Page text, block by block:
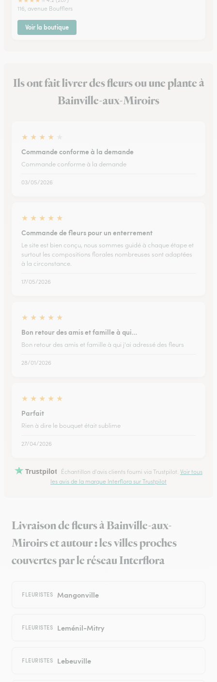
116, avenue Boufflers
Voir la boutique
Ils ont fait livrer des fleurs ou une plante à
Bainville-aux-Miroirs
★ ★ ★ ★
Commande conforme à la demande
Commande conforme à la demande
03/05/2026
★ ★ ★ ★ ★
Commande de fleurs pour un enterrement
Le site est bien conçu, nous sommes guidé à chaque étape et
surtout les compositions florales nombreuses sont adaptées
à la circonstance.
17/05/2026
★ ★ ★ ★ ★
Bon retour des amis et famille à qui…
Bon retour des amis et famille à qui j'ai adressé des fleurs
28/01/2026
★ ★ ★ ★ ★
Parfait
Rien à dire le bouquet était sublime
27/04/2026
Trustpilot Échantillon d'avis clients fourni via Trustpilot. Voir tous
les avis de la marque Interflora sur Trustpilot
Livraison de fleurs à Bainville-aux-
Miroirs et autour : les villes proches
couvertes par le réseau Interflora
FLEURISTES Mangonville
FLEURISTES Leménil-Mitry
FLEURISTES Lebeuville